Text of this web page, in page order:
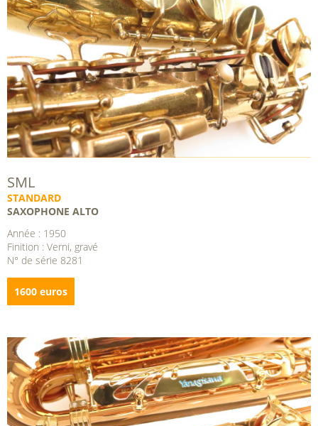
SML
STANDARD
SAXOPHONE ALTO
Année : 1950
Finition : Verni, gravé
N° de série 8281
1600 euros